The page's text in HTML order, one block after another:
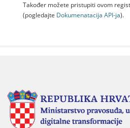
Također možete pristupiti ovom
(pogledajte Dokumenаtаcijа API-jа).